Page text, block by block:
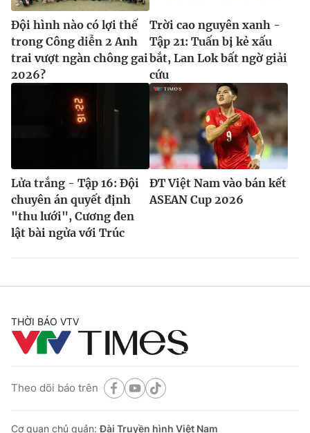
Đội hình nào có lợi thế
trong Công diễn 2 Anh
trai vượt ngàn chông gai
2026?
Trời cao nguyên xanh -
Tập 21: Tuấn bị kẻ xấu
bắt, Lan Lok bất ngờ giải
cứu
Lửa trắng - Tập 16: Đội
chuyên án quyết định
"thu lưới", Cương đen
lật bài ngửa với Trúc
ĐT Việt Nam vào bán kết
ASEAN Cup 2026
THỜI BÁO VTV
Theo dõi báo trên
Cơ quan chủ quản:Đài Truyền hình Việt Nam